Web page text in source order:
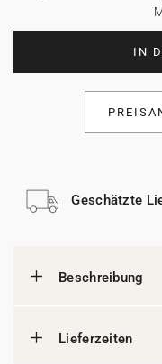
IN
Geschätzte
Beschreibung
Lieferzeiten